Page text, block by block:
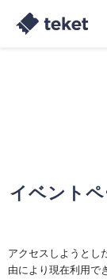
イベント
アクセスしようとし
由により現在利用で